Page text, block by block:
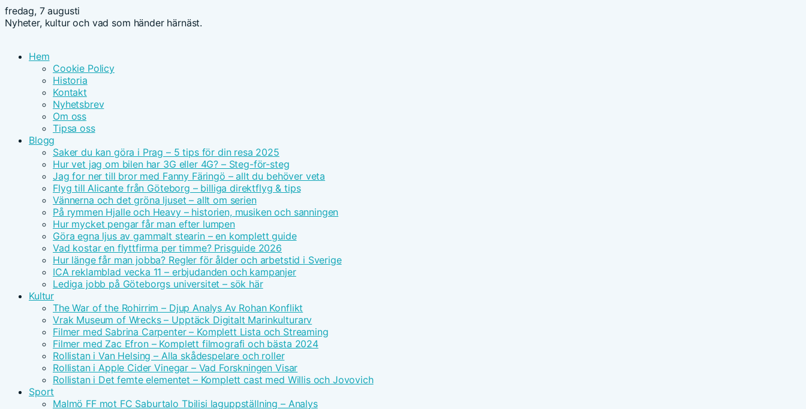
fredag, 7 augusti
Nyheter, kultur och vad som händer härnäst.
Hem
Cookie Policy
Historia
Kontakt
Nyhetsbrev
Om oss
Tipsa oss
Blogg
Saker du kan göra i Prag – 5 tips för din resa 2025
Hur vet jag om bilen har 3G eller 4G? – Steg-för-steg
Jag for ner till bror med Fanny Färingö – allt du behöver veta
Flyg till Alicante från Göteborg – billiga direktflyg & tips
Vännerna och det gröna ljuset – allt om serien
På rymmen Hjalle och Heavy – historien, musiken och sanningen
Hur mycket pengar får man efter lumpen
Göra egna ljus av gammalt stearin – en komplett guide
Vad kostar en flyttfirma per timme? Prisguide 2026
Hur länge får man jobba? Regler för ålder och arbetstid i Sverige
ICA reklamblad vecka 11 – erbjudanden och kampanjer
Lediga jobb på Göteborgs universitet – sök här
Kultur
The War of the Rohirrim – Djup Analys Av Rohan Konflikt
Vrak Museum of Wrecks – Upptäck Digitalt Marinkulturarv
Filmer med Sabrina Carpenter – Komplett Lista och Streaming
Filmer med Zac Efron – Komplett filmografi och bästa 2024
Rollistan i Van Helsing – Alla skådespelare och roller
Rollistan i Apple Cider Vinegar – Vad Forskningen Visar
Rollistan i Det femte elementet – Komplett cast med Willis och Jovovich
Sport
Malmö FF mot FC Saburtalo Tbilisi laguppställning – Analys